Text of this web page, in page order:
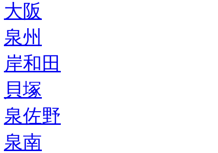
大阪
泉州
岸和田
貝塚
泉佐野
泉南